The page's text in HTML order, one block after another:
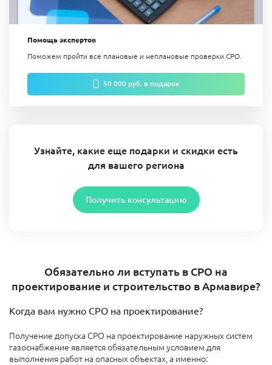
Помощь экспертов
Поможем пройти все плановые и неплановые проверки СРО.
50 000 руб. в подарок
Узнайте, какие еще подарки и скидки есть
для вашего региона
Получить консультацию
Обязательно ли вступать в СРО на
проектирование и строительство в Армавире?
Когда вам нужно СРО на проектирование?
Получение допуска СРО на проектирование наружных систем
газоснабжение является обязательным условием для
выполнения работ на опасных объектах, а именно: